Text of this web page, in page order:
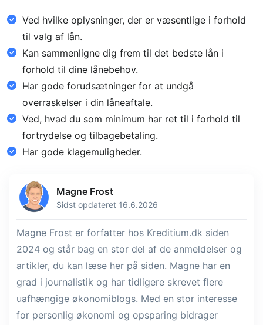
Ved hvilke oplysninger, der er væsentlige i forhold
til valg af lån.
Kan sammenligne dig frem til det bedste lån i
forhold til dine lånebehov.
Har gode forudsætninger for at undgå
overraskelser i din låneaftale.
Ved, hvad du som minimum har ret til i forhold til
fortrydelse og tilbagebetaling.
Har gode klagemuligheder.
Magne Frost
Sidst opdateret 16.6.2026
Magne Frost er forfatter hos Kreditium.dk siden
2024 og står bag en stor del af de anmeldelser og
artikler, du kan læse her på siden. Magne har en
grad i journalistik og har tidligere skrevet flere
uafhængige økonomiblogs. Med en stor interesse
for personlig økonomi og opsparing bidrager